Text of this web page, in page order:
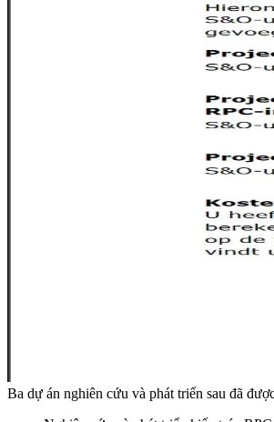
Ba dự án nghiên cứu và phát triển sau đã